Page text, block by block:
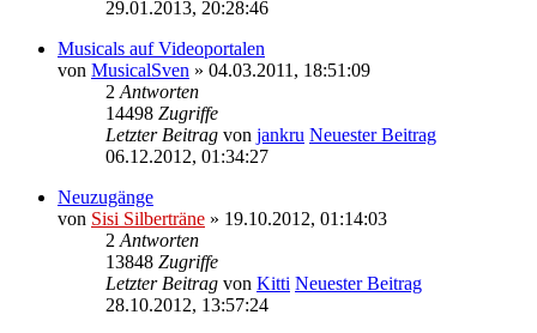
29.01.2013, 20:28:46
Musicals auf Videoportalen
von MusicalSven » 04.03.2011, 18:51:09
2 Antworten
14498 Zugriffe
Letzter Beitrag von jankru Neuester Beitrag
06.12.2012, 01:34:27
Neuzugänge
von Sisi Silberträne » 19.10.2012, 01:14:03
2 Antworten
13848 Zugriffe
Letzter Beitrag von Kitti Neuester Beitrag
28.10.2012, 13:57:24